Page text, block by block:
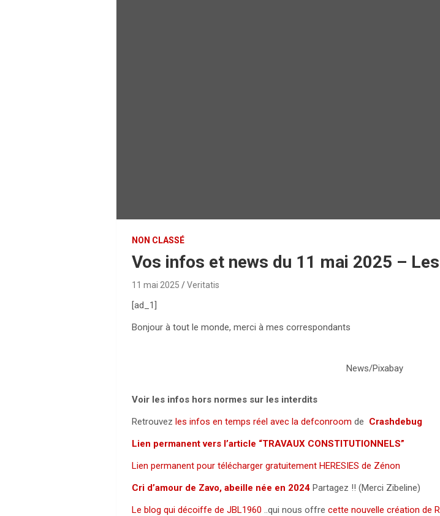
NON CLASSÉ
Vos infos et news du 11 mai 2025 –
11 mai 2025 Veritatis
[ad_1]
Bonjour à tout le monde, merci à mes correspondants
News/Pixabay
Voir les infos hors normes sur les interdits
Retrouvezles infos en temps réel avec la defconroom de Crashdebug
Lien permanent vers l’article “TRAVAUX CONSTITUTIONNELS”
Lien permanent pour télécharger gratuitement HERESIES de Zénon
Cri d’amour de Zavo, abeille née en 2024 Partagez !! (Merci Zibeline)
Le blog qui décoiffe de JBL1960 ..qui nous offrecette nouvelle création de